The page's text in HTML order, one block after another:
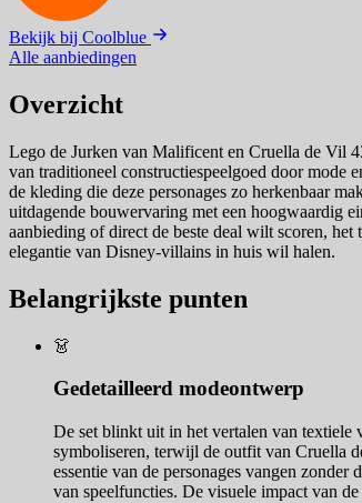
Bekijk bij Coolblue
Alle aanbiedingen
Overzicht
Lego de Jurken van Malificent en Cruella de Vil
van traditioneel constructiespeelgoed door mode
de kleding die deze personages zo herkenbaar
uitdagende bouwervaring met een hoogwaardig
aanbieding of direct de beste deal wilt scoren,
elegantie van Disney-villains in huis wil halen.
Belangrijkste punten
👗
Gedetailleerd modeontwerp
De set blinkt uit in het vertalen van textiele
symboliseren, terwijl de outfit van Cruella
essentie van de personages vangen
van speelfuncties. De visuele impact van